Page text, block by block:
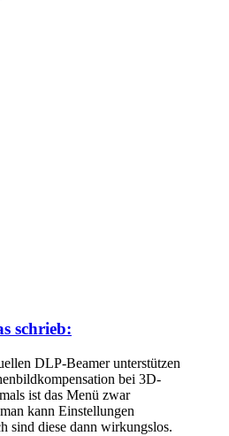
schrieb:
DLP-Beamer unterstützen
bei 3D-
ist das Menü zwar
kann Einstellungen
sind diese dann wirkungslos.